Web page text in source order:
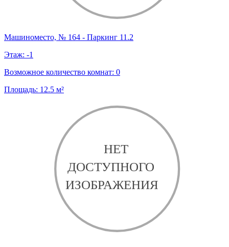
Машиноместо, № 164 - Паркинг 11.2
Этаж: -1
Возможное количество комнат: 0
Площадь: 12.5 м²